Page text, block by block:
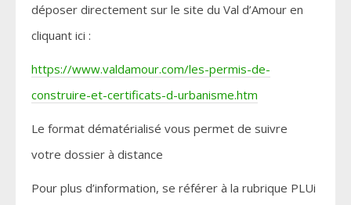
déposer directement sur le site du Val d’Amour en
cliquant ici :
https://www.valdamour.com/les-permis-de-
construire-et-certificats-d-urbanisme.htm
Le format dématérialisé vous permet de suivre
votre dossier à distance
Pour plus d’information, se référer à la rubrique PLUi